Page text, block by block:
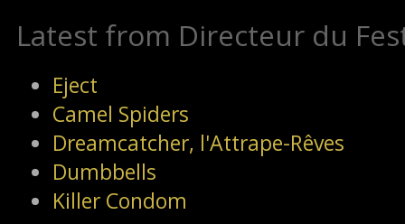
Latest from Directeur du
Eject
Camel Spiders
Dreamcatcher, l'Attrape-Rêves
Dumbbells
Killer Condom